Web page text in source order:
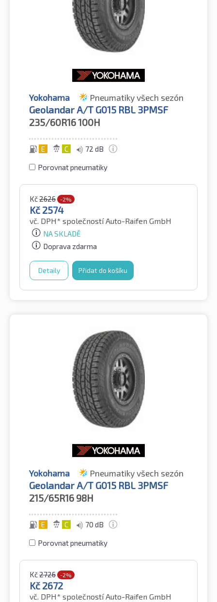
Yokohama Pneumatiky všech sezón
Geolandar A/T G015 RBL 3PMSF
235/60R16100H
E C 72 dB
Porovnat pneumatiky
Kč2626 -2%
Kč 2574
vč. DPH* společností Auto-Raifen GmbH
NA SKLADĚ
Doprava zdarma
Detaily Přidat do košíku
Yokohama Pneumatiky všech sezón
Geolandar A/T G015 RBL 3PMSF
215/65R16 98H
E C 70 dB
Porovnat pneumatiky
Kč2726 -2%
Kč 2672
vč. DPH* společností Auto-Raifen GmbH